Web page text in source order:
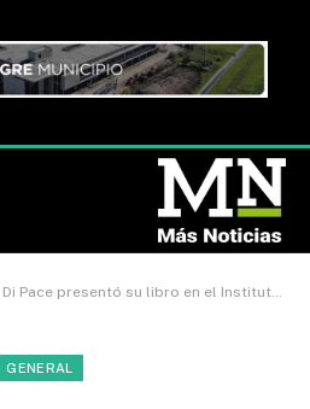
su libro en el Instituto Libertad de Hernán Sardella
GENERAL